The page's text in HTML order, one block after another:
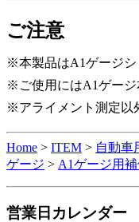
ご注意
※本製品はA1ゲージシ
※ご使用にはA1ゲージ
※アライメント測定以
Home > ITEM > 自動車
ゲージ > A1ゲージ用
営業日カレンダー